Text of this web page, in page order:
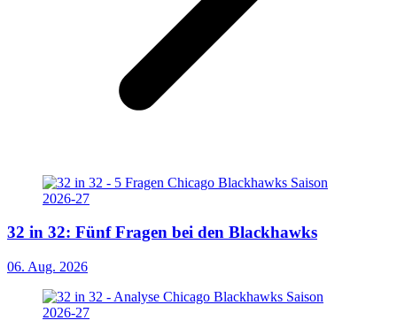
32 in 32: Fünf Fragen bei den Blackhawks
06. Aug. 2026